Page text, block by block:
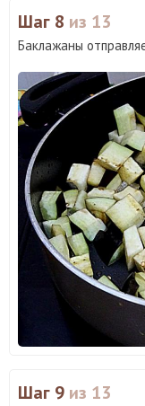
Шаг 8 из 13
Баклажаны
Шаг 9 из 13